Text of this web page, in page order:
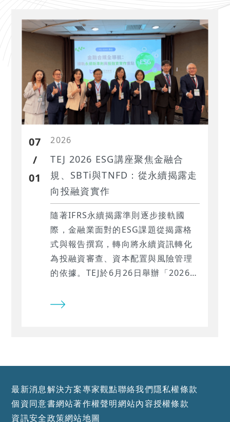
07
/
01
2026
TEJ 2026 ESG講座聚焦金融合
規、SBTi與TNFD：從永續揭露走
向投融資實作
隨著IFRS永續揭露準則逐步接軌國
際，金融業面對的ESG課題從揭露格
式與報告撰寫，轉向將永續資訊轉化
為投融資審查、資本配置與風險管理
的依據。TEJ於6月26日舉辦「2026
續新準則與投融資實作重點」，邀集
最新消息解決方案專家觀點聯絡我們隱私權條款
個資同意書網站著作權聲明網站內容授權條款
資訊安全政策網站地圖